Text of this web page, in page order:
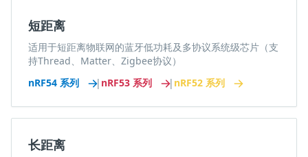
短距离
适用于短距离物联网的蓝牙低功耗及多协议系统级芯片（支
持Thread、Matter、Zigbee协议）
nRF54 系列
| nRF53 系列 | nRF52 系列
长距离